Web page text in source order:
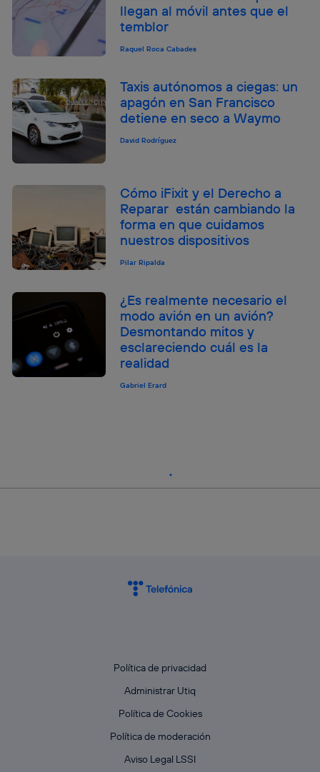
llegan al móvil antes que el
temblor
Raquel Roca Cabades
Taxis autónomos a ciegas: un
apagón en San Francisco
detiene en seco a Waymo
David Rodríguez
Cómo iFixit y el Derecho a
Reparar están cambiando la
forma en que cuidamos
nuestros dispositivos
Pilar Ripalda
¿Es realmente necesario el
modo avión en un avión?
Desmontando mitos y
esclareciendo cuál es la
realidad
Gabriel Erard
Política de privacidad
Administrar Utiq
Política de Cookies
Política de moderación
Aviso Legal LSSI